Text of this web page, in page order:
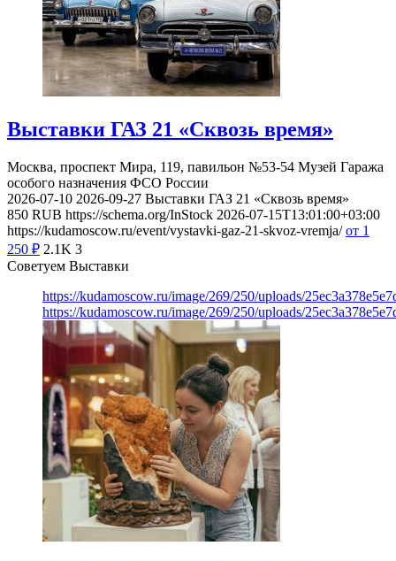
Выставки ГАЗ 21 «Сквозь время»
Москва, проспект Мира, 119, павильон №53-54 Музей Гаража
особого назначения ФСО России
2026-07-10 2026-09-27 Выставки ГАЗ 21 «Сквозь время»
850 RUB https://schema.org/InStock 2026-07-15T13:01:00+03:00
https://kudamoscow.ru/event/vystavki-gaz-21-skvoz-vremja/ от 1
250 ₽ 2.1K 3
Советуем Выставки
https://kudamoscow.ru/image/269/250/uploads/
https://kudamoscow.ru/image/269/250/uploads/